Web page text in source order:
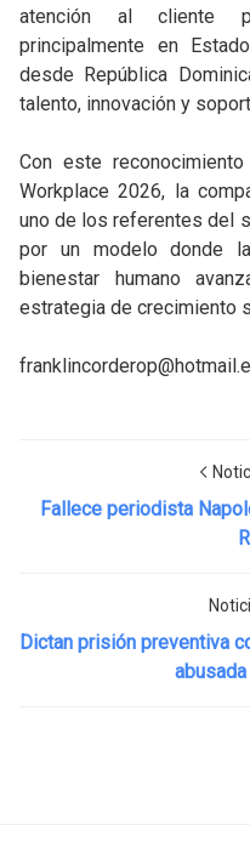
atención al cliente
principalmente en
desde República
talento, innovación y
Con este
Workplace 2026, la
uno de los referentes del
por un modelo donde
bienestar humano
estrategia de crecimiento
Fallece periodista
Dictan prisión preventiva
abusada